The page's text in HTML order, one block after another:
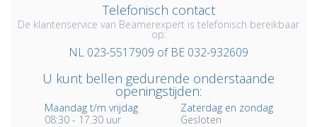
Telefonisch contact
De klantenservice van Beamerexpert is telefonisch bereikbaar
op:
NL 023-5517909 of BE 032-932609
U kunt bellen gedurende onderstaande
openingstijden:
Maandag t/m vrijdag
08:30 - 17.30 uur
Zaterdag en zondag
Gesloten